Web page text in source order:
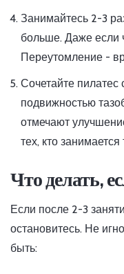
Занимайтесь 2-3
больше. Даже если
Переутомление -
Сочетайте
подвижностью
отмечают
тех, кто
Что делать,
Если после 2-3
остановитесь. Не
быть: